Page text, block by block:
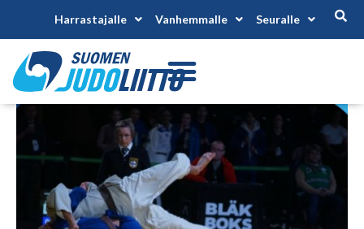
Harrastajalle Vanhemmalle Seuralle